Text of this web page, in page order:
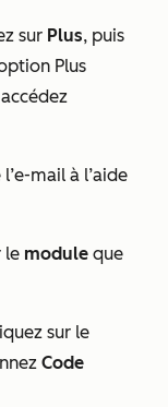
sur Plus, puis
Plus
l’e-mail à l’aide
le module que
sur le
Code